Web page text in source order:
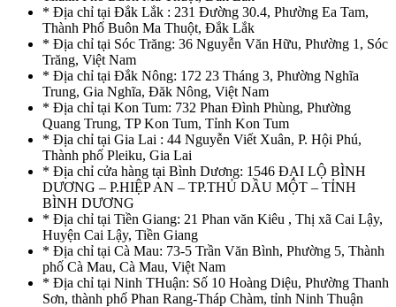
* Địa chỉ tại Đắk Lắk : 231 Đường 30.4, Phường Ea Tam,
Thành Phố Buôn Ma Thuột, Đắk Lắk
* Địa chỉ tại Sóc Trăng: 36 Nguyễn Văn Hữu, Phường 1, Sóc
Trăng, Việt Nam
* Địa chỉ tại Đắk Nông: 172 23 Tháng 3, Phường Nghĩa
Trung, Gia Nghĩa, Đăk Nông, Việt Nam
* Địa chỉ tại Kon Tum: 732 Phan Đình Phùng, Phường
Quang Trung, TP Kon Tum, Tỉnh Kon Tum
* Địa chỉ tại Gia Lai : 44 Nguyễn Viết Xuân, P. Hội Phú,
Thành phố Pleiku, Gia Lai
* Địa chỉ cửa hàng tại Bình Dương: 1546 ĐẠI LỘ BÌNH
DƯƠNG – P.HIỆP AN – TP.THỦ DẦU MỘT – TỈNH
BÌNH DƯƠNG
* Địa chỉ tại Tiền Giang: 21 Phan văn Kiêu , Thị xã Cai Lậy,
Huyện Cai Lậy, Tiền Giang
* Địa chỉ tại Cà Mau: 73-5 Trần Văn Bình, Phường 5, Thành
phố Cà Mau, Cà Mau, Việt Nam
* Địa chỉ tại Ninh THuận: Số 10 Hoàng Diệu, Phường Thanh
Sơn, thành phố Phan Rang-Tháp Chàm, tỉnh Ninh Thuận